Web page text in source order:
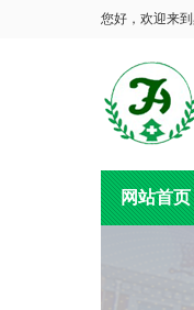
您好，欢迎来
网站首页